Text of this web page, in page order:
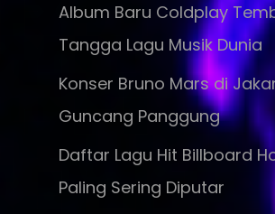
Album Baru Coldplay
Tangga Lagu Musik Dunia
Konser Bruno Mars di
Guncang Panggung
Daftar Lagu Hit Billboard
Paling Sering Diputar